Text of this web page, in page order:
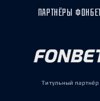
ПАРТНЁРЫ
Титульный партнёр